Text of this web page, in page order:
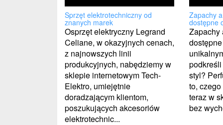
Sprzęt elektrotechniczny od
znanych marek
Osprzęt elektryczny Legrand
Celiane, w okazyjnych cenach,
z najnowszych linii
produkcyjnych, nabędziemy w
sklepie internetowym Tech-
Elektro, umiejętnie
doradzającym klientom,
poszukujących akcesoriów
elektrotechnic...
Zapachy
dostępne
Zapachy
styl?
to,
teraz w
bez